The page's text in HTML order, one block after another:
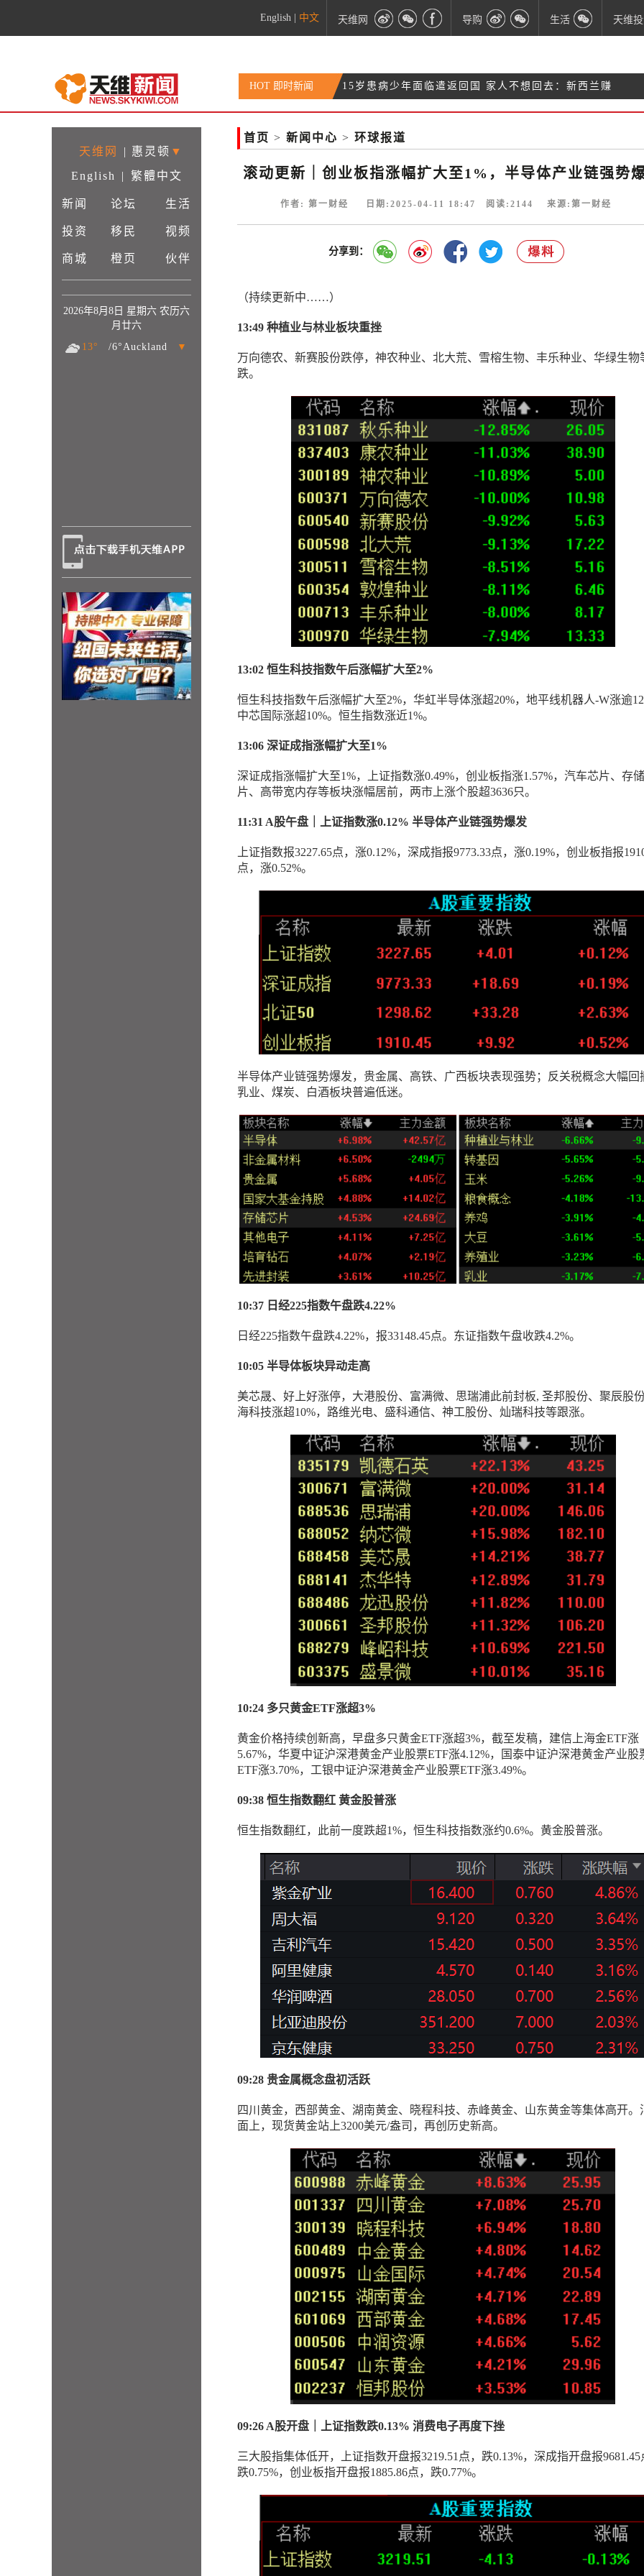
English 中文 天维网 导购 生活 天维
HOT 即时新闻 15岁患病少年面临遣返回国 家人不想回去：新西兰赚
钱多！
仍空着
澳洲试管婴儿诊所出错：女子生下另一对夫妻的孩
子
天维网 | 惠灵顿 ▼
English
| 繁體中文
新闻 论坛 生活
投资 移民 视频
商城 橙页 伙伴
2026年8月8日 星期六 农历六
月廿六
13°
/6°Auckland ▼
首页 > 新闻中心 > 环球报道
滚动更新｜创业板指涨幅扩大至1%，半导体产业链强势
作者: 第一财经 日期:2025-04-11 18:47 阅读: 2144 来源:第一财经
分享到：
（持续更新中……）
13:49 种植业与林业板块重挫
万向德农、新赛股份跌停，神农种业、北大荒、雪榕生物、丰乐种业、华绿生物
跌。
13:02 恒生科技指数午后涨幅扩大至2%
恒生科技指数午后涨幅扩大至2%，华虹半导体涨超20%，地平线机器人-W涨逾
中芯国际涨超10%。恒生指数涨近1%。
13:06 深证成指涨幅扩大至1%
深证成指涨幅扩大至1%，上证指数涨0.49%，创业板指涨1.57%，汽车芯片、存
片、高带宽内存等板块涨幅居前，两市上涨个股超3636只。
11:31 A股午盘｜上证指数涨0.12% 半导体产业链强势爆发
上证指数报3227.65点，涨0.12%，深成指报9773.33点，涨0.19%，创业板指报
点，涨0.52%。
半导体产业链强势爆发，贵金属、高铁、广西板块表现强势；反关税概念大幅回
乳业、煤炭、白酒板块普遍低迷。
10:37 日经225指数午盘跌4.22%
日经225指数午盘跌4.22%，报33148.45点。东证指数午盘收跌4.2%。
10:05 半导体板块异动走高
美芯晟、好上好涨停，大港股份、富满微、思瑞浦此前封板, 圣邦股份、聚辰股
海科技涨超10%，路维光电、盛科通信、神工股份、灿瑞科技等跟涨。
10:24 多只黄金ETF涨超3%
黄金价格持续创新高，早盘多只黄金ETF涨超3%，截至发稿，建信上海金ETF涨
5.67%，华夏中证沪深港黄金产业股票ETF涨4.12%，国泰中证沪深港黄金产业股
ETF涨3.70%，工银中证沪深港黄金产业股票ETF涨3.49%。
09:38 恒生指数翻红 黄金股普涨
恒生指数翻红，此前一度跌超1%，恒生科技指数涨约0.6%。黄金股普涨。
09:28 贵金属概念盘初活跃
四川黄金，西部黄金、湖南黄金、晓程科技、赤峰黄金、山东黄金等集体高开。
面上，现货黄金站上3200美元/盎司，再创历史新高。
09:26 A股开盘｜上证指数跌0.13% 消费电子再度下挫
三大股指集体低开，上证指数开盘报3219.51点，跌0.13%，深成指开盘报9681.45
跌0.75%，创业板指开盘报1885.86点，跌0.77%。